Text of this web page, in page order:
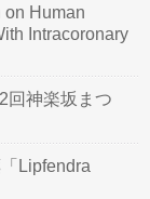
on Human
Intracoronary
回神楽坂まつ
Lipfendra